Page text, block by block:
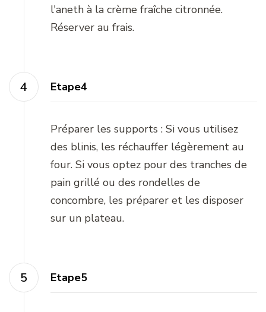
l'aneth à la crème fraîche citronnée.
Réserver au frais.
Etape4
Préparer les supports : Si vous utilisez
des blinis, les réchauffer légèrement au
four. Si vous optez pour des tranches de
pain grillé ou des rondelles de
concombre, les préparer et les disposer
sur un plateau.
Etape5